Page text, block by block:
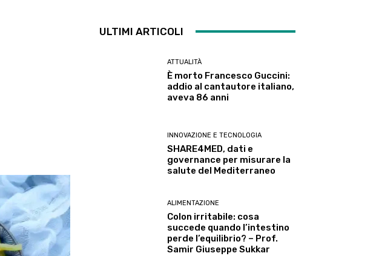
ULTIMI ARTICOLI
ATTUALITÀ
È morto Francesco Guccini:
addio al cantautore italiano,
aveva 86 anni
INNOVAZIONE E TECNOLOGIA
SHARE4MED, dati e
governance per misurare la
salute del Mediterraneo
ALIMENTAZIONE
Colon irritabile: cosa
succede quando l’intestino
perde l’equilibrio? – Prof.
Samir Giuseppe Sukkar